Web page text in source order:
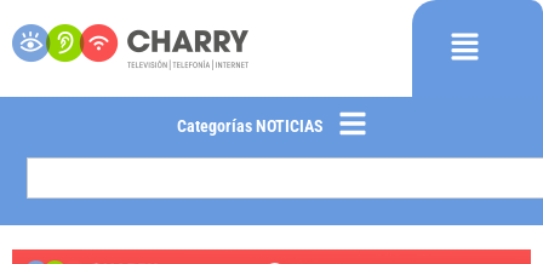
Categorías NOTICIAS